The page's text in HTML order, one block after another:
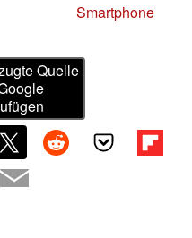
Smartphone
Quelle